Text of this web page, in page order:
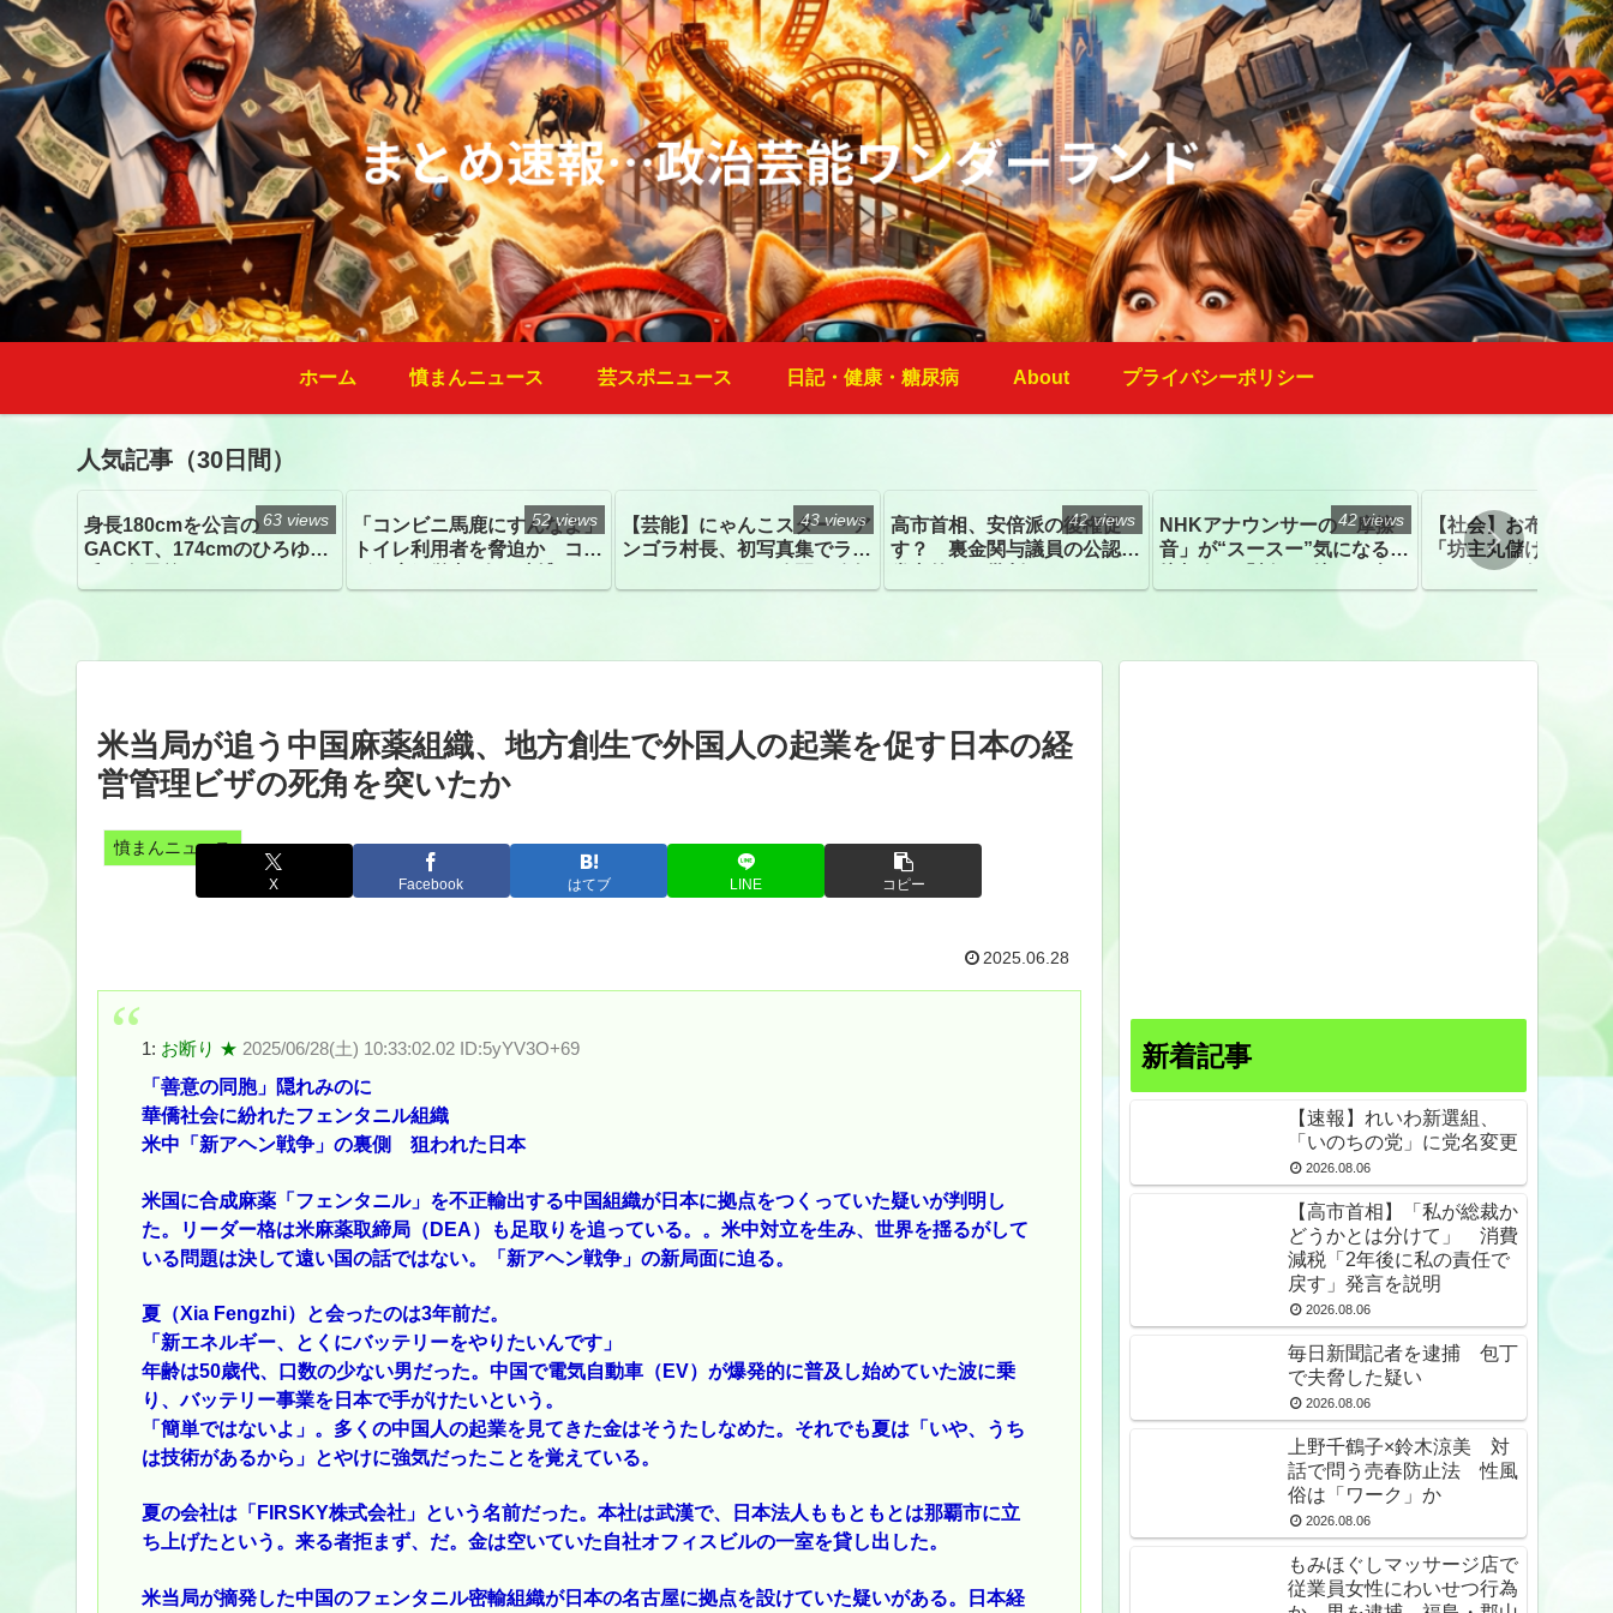
ホーム 憤まんニュース 芸スポニュース 日記・健康・糖尿病 About プライバシーポリシー
人気記事（30日間）
身長180cmを公言の
GACKT、174cmのひろゆき
トざわつき イベントでの写
63 views
「コンビニ馬鹿にすんなよ」
トイレ利用者を脅迫か コン
52 views
【芸能】にゃんこスター・ア
ンゴラ村長、初写真集でラン
はデジタル写真集が異例の大
43 views
高市首相、安倍派の復権促
す？ 裏金関与議員の公認、
42 views
NHKアナウンサーの「摩擦
音」が“スースー”気になる指
聴こえる。聴きづらい」
42 views
【社会】お布施、戒
「坊主丸儲け」は
ほとんどが年収３０
下「地方の寺の僧侶
米当局が追う中国麻薬組織、地方創生で外国人の起業を促す日本の経
営管理ビザの死角を突いたか
憤まんニュース
X Facebook はてブ LINE コピー
2025.06.28
1: お断り ★ 2025/06/28(土) 10:33:02.02 ID:5yYV3O+69
「善意の同胞」隠れみのに
華僑社会に紛れたフェンタニル組織
米中「新アヘン戦争」の裏側 狙われた日本
米国に合成麻薬「フェンタニル」を不正輸出する中国組織が日本に拠点をつくっていた疑いが判明し
た。リーダー格は米麻薬取締局（DEA）も足取りを追っている。。米中対立を生み、世界を揺るがして
いる問題は決して遠い国の話ではない。「新アヘン戦争」の新局面に迫る。
夏（Xia Fengzhi）と会ったのは3年前だ。
「新エネルギー、とくにバッテリーをやりたいんです」
年齢は50歳代、口数の少ない男だった。中国で電気自動車（EV）が爆発的に普及し始めていた波に乗
り、バッテリー事業を日本で手がけたいという。
「簡単ではないよ」。多くの中国人の起業を見てきた金はそうたしなめた。それでも夏は「いや、うち
は技術があるから」とやけに強気だったことを覚えている。
夏の会社は「FIRSKY株式会社」という名前だった。本社は武漢で、日本法人ももともとは那覇市に立
ち上げたという。来る者拒まず、だ。金は空いていた自社オフィスビルの一室を貸し出した。
米当局が摘発した中国のフェンタニル密輸組織が日本の名古屋に拠点を設けていた疑いがある。日本経
新着記事
【速報】れいわ新選組、
「いのちの党」に党名変更
2026.08.06
【高市首相】「私が総裁か
どうかとは分けて」 消費
減税「2年後に私の責任で
戻す」発言を説明
2026.08.06
毎日新聞記者を逮捕 包丁
で夫脅した疑い
2026.08.06
上野千鶴子×鈴木涼美 対
話で問う売春防止法 性風
俗は「ワーク」か
2026.08.06
もみほぐしマッサージ店で
従業員女性にわいせつ行為